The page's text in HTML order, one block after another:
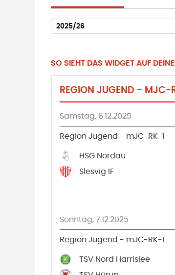
2025/26
SO SIEHT DAS WIDGET AUF
REGION JUGEND - MJC-
Samstag, 6.12.2025
Region Jugend - mJC-RK-1
HSG Nordau
Slesvig IF
Sonntag, 7.12.2025
Region Jugend - mJC-RK-1
TSV Nord Harrislee